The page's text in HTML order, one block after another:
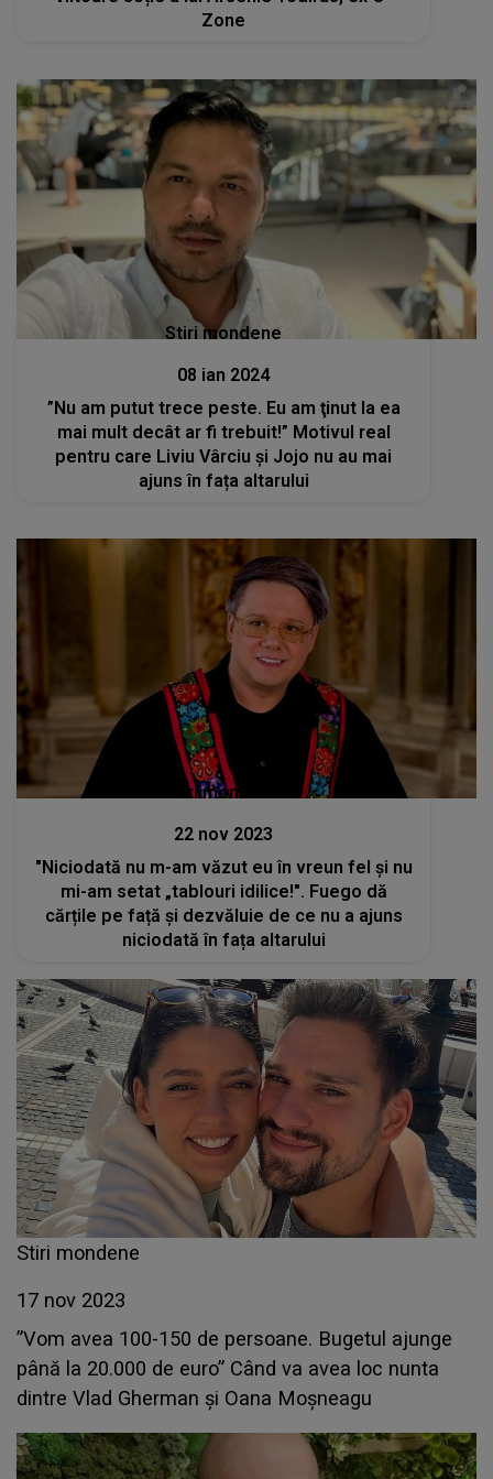
Zone
Stiri mondene
08 ian 2024
”Nu am putut trece peste. Eu am ţinut la ea
mai mult decât ar fi trebuit!” Motivul real
pentru care Liviu Vârciu și Jojo nu au mai
ajuns în fața altarului
Stiri mondene
22 nov 2023
"Niciodată nu m-am văzut eu în vreun fel și nu
mi-am setat „tablouri idilice!". Fuego dă
cărțile pe față și dezvăluie de ce nu a ajuns
niciodată în fața altarului
Stiri mondene
17 nov 2023
”Vom avea 100-150 de persoane. Bugetul ajunge
până la 20.000 de euro” Când va avea loc nunta
dintre Vlad Gherman și Oana Moșneagu